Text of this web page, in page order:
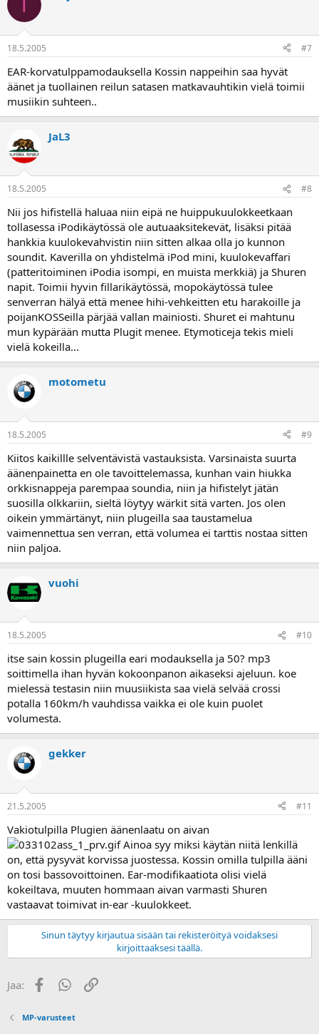
T
18.5.2005 #7
EAR-korvatulppamodauksella Kossin nappeihin saa hyvät
äänet ja tuollainen reilun satasen matkavauhtikin vielä toimii
musiikin suhteen..
JaL3
18.5.2005 #8
Nii jos hifistellä haluaa niin eipä ne huippukuulokkeetkaan
tollasessa iPodikäytössä ole autuaaksitekevät, lisäksi pitää
hankkia kuulokevahvistin niin sitten alkaa olla jo kunnon
soundit. Kaverilla on yhdistelmä iPod mini, kuulokevaffari
(patteritoiminen iPodia isompi, en muista merkkiä) ja Shuren
napit. Toimii hyvin fillarikäytössä, mopokäytössä tulee
senverran hälyä että menee hihi-vehkeitten etu harakoille ja
poijanKOSSeilla pärjää vallan mainiosti. Shuret ei mahtunu
mun kypärään mutta Plugit menee. Etymoticeja tekis mieli
vielä kokeilla...
motometu
18.5.2005 #9
Kiitos kaikillle selventävistä vastauksista. Varsinaista suurta
äänenpainetta en ole tavoittelemassa, kunhan vain hiukka
orkkisnappeja parempaa soundia, niin ja hifistelyt jätän
suosilla olkkariin, sieltä löytyy wärkit sitä varten. Jos olen
oikein ymmärtänyt, niin plugeilla saa taustamelua
vaimennettua sen verran, että volumea ei tarttis nostaa sitten
niin paljoa.
vuohi
18.5.2005 #10
itse sain kossin plugeilla eari modauksella ja 50? mp3
soittimella ihan hyvän kokoonpanon aikaseksi ajeluun. koe
mielessä testasin niin muusiikista saa vielä selvää crossi
potalla 160km/h vauhdissa vaikka ei ole kuin puolet
volumesta.
gekker
21.5.2005 #11
Vakiotulpilla Plugien äänenlaatu on aivan
Ainoa syy miksi käytän niitä lenkillä
on, että pysyvät korvissa juostessa. Kossin omilla tulpilla ääni
on tosi bassovoittoinen. Ear-modifikaatiota olisi vielä
kokeiltava, muuten hommaan aivan varmasti Shuren
vastaavat toimivat in-ear -kuulokkeet.
Sinun täytyy kirjautua sisään tai rekisteröityä voidaksesi
kirjoittaaksesi täällä.
Jaa: FacebookWhatsApp
Linkki
MP-varusteet